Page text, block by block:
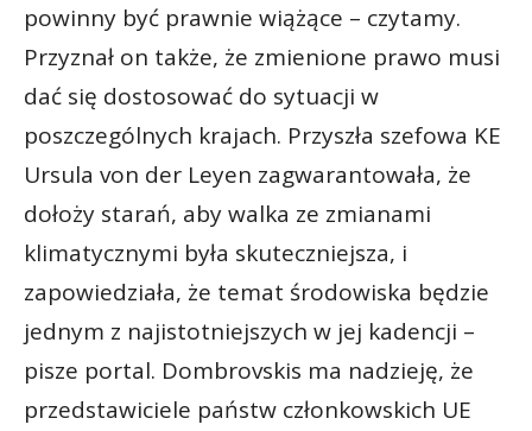
powinny być prawnie wiążące – czytamy.
Przyznał on także, że zmienione prawo musi
dać się dostosować do sytuacji w
poszczególnych krajach. Przyszła szefowa KE
Ursula von der Leyen zagwarantowała, że
dołoży starań, aby walka ze zmianami
klimatycznymi była skuteczniejsza, i
zapowiedziała, że temat środowiska będzie
jednym z najistotniejszych w jej kadencji –
pisze portal. Dombrovskis ma nadzieję, że
przedstawiciele państw członkowskich UE